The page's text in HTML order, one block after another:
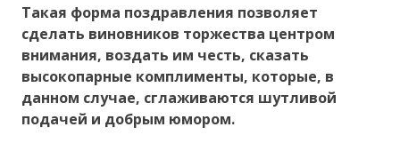
Такая форма поздравления позволяет
сделать виновников торжества центром
внимания, воздать им честь, сказать
высокопарные комплименты, которые, в
данном случае, сглаживаются шутливой
подачей и добрым юмором.